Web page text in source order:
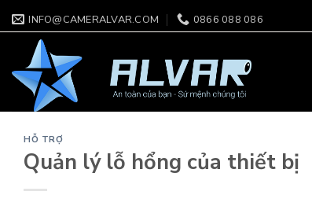
to
content
INFO@CAMERALVAR.COM 0866 088 086
HỖ TRỢ
Quản lý lỗ hổng của thiết bị